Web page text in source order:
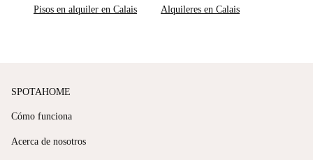
Pisos en alquiler en Calais
Alquileres en Calais
SPOTAHOME
Cómo funciona
Acerca de nosotros